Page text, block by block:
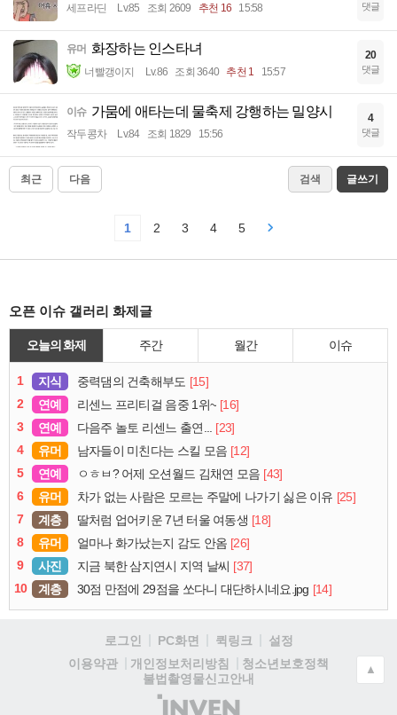
세프라딘 Lv.85 조회 2609 추천 16 15:58 댓글
유머 화장하는 인스타녀
너빨갱이지 Lv.86 조회 3640 추천 1 15:57
20
댓글
이슈 가뭄에 애타는데 물축제 강행하는 밀양시
작두콩차 Lv.84 조회 1829 15:56
4
댓글
최근 다음 검색 글쓰기
1 2 3 4 5
오픈 이슈 갤러리 화제글
오늘의 화제 주간 월간 이슈
1 지식 중력댐의 건축해부도 [15]
2
연예 리센느 프리티걸 음중 1위~ [16]
3
연예 다음주 놀토 리센느 출연... [23]
4
유머 남자들이 미친다는 스킬 모음 [12]
5
연예 ㅇㅎㅂ? 어제 오션월드 김채연 모음 [43]
6
유머 차가 없는 사람은 모르는 주말에 나가기 싫은 이유 [25]
7
계층 딸처럼 업어키운 7년 터울 여동생 [18]
8
유머 얼마나 화가났는지 감도 안옴 [26]
9
사진 지금 북한 삼지연시 지역 날씨 [37]
10
계층 30점 만점에 29점을 쏘다니 대단하시네요.jpg [14]
로그인 PC화면 퀵링크
설정
이용약관
개인정보처리방침
청소년보호정책
불법촬영물신고안내
(주)
▲